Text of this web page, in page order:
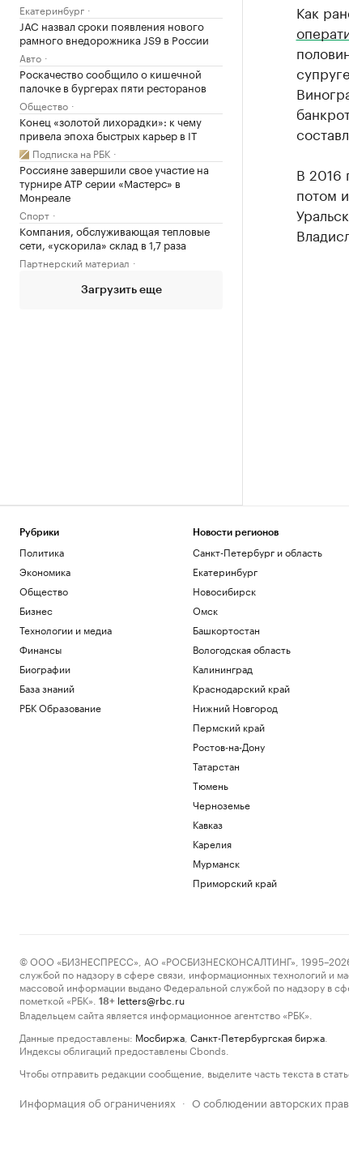
Екатеринбург
JAC назвал сроки появления нового
рамного внедорожника JS9 в России
Авто
Роскачество сообщило о кишечной
палочке в бургерах пяти ресторанов
Общество
Конец «золотой лихорадки»: к чему
привела эпоха быстрых карьер в IT
Подписка на РБК
Россияне завершили свое участие на
турнире ATP серии «Мастерс» в
Монреале
Спорт
Компания, обслуживающая тепловые
сети, «ускорила» склад в 1,7 раза
Партнерский материал
Загрузить еще
Как
В 2016
потом
Рубрики
Политика
Экономика
Общество
Бизнес
Технологии и медиа
Финансы
Биографии
База знаний
РБК Образование
Новости регионов
Санкт-Петербург и область
Екатеринбург
Новосибирск
Омск
Башкортостан
Вологодская область
Калининград
Краснодарский край
Нижний Новгород
Пермский край
Ростов-на-Дону
Татарстан
Тюмень
Черноземье
Кавказ
Карелия
Мурманск
Приморский край
© ООО «БИЗНЕСПРЕСС», АО «РОСБИЗНЕСКОНСАЛТИНГ», 1995–2026.
службой по надзору в сфере связи, информационных технологий и
массовой информации выдано Федеральной службой по надзору в
пометкой «РБК».
18+ letters@rbc.ru
Владельцем сайта является информационное агентство «РБК».
Данные предоставлены: Мосбиржа Санкт-Петербургская биржа
Индексы облигаций предоставлены Cbonds.
Чтобы отправить редакции сообщение, выделите часть текста в
Информация об ограничениях · О соблюдении авторских прав